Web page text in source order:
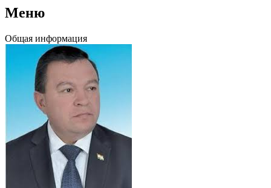
Меню
Общая информация